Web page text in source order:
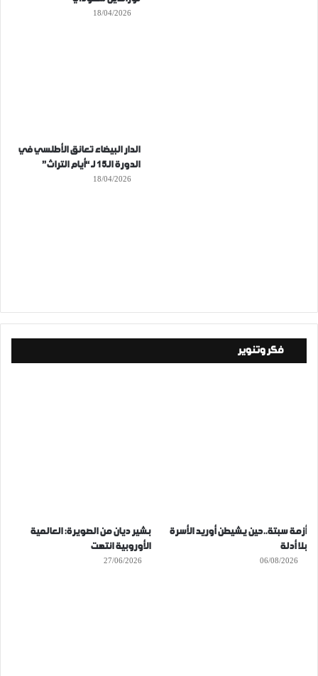
18/04/2026
الدار البيضاء تعانق الأطلسي في
الدورة الـ15 لـ “أيام التراث”
18/04/2026
فكر وتنوير
أزمة سبتة..حين يشيطن أوريد الأسرة
بلا أدلة
06/08/2026
بشير ديان من الصويرة: العالمية
الأوروبية انتهت
27/06/2026